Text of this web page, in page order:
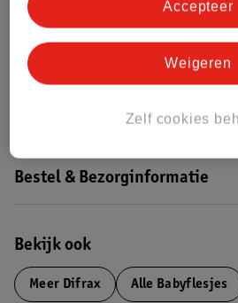
Nature Impact Score
Dit product
Impact Score.
Bestel & Bezorginformatie
Bekijk ook
Meer Difrax Alle Babyflesjes
Zelf cookies
Weigeren
Accepteer